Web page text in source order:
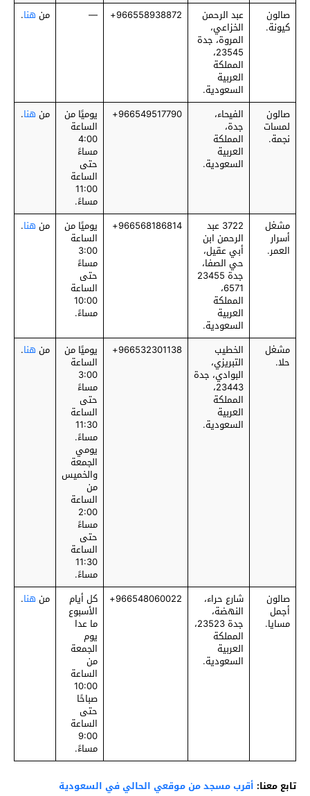
صالون
كيونة.
عبد الرحمن
الخزاعي،
المروة، جدة
23545،
المملكة
العربية
السعودية.
‎966558938872+
— من هنا.
صالون
لمسات
نجمة.
الفيحاء،
جدة،
المملكة
العربية
السعودية.
‎966549517790+ يوميًا من
الساعة
4:00
مساءً
حتى
الساعة
11:00
مساءً.
من هنا.
مشغل
أسرار
العمر.
3722 عبد
الرحمن ابن
أبي عقيل،
حي الصفا،
جدة 23455
6571،
المملكة
العربية
السعودية.
‎966568186814+ يوميًا من
الساعة
3:00
مساءً
حتى
الساعة
10:00
مساءً.
من هنا.
مشغل
حلا.
الخطيب
التبريزي،
البوادي، جدة
23443،
المملكة
العربية
السعودية.
‎966532301138+ يوميًا من
الساعة
3:00
مساءً
حتى
الساعة
11:30
مساءً.
يومي
الجمعة
والخميس
من
الساعة
2:00
مساءً
حتى
الساعة
11:30
مساءً.
من هنا.
صالون
أجمل
مسايا.
شارع حراء،
النهضة،
جدة 23523،
المملكة
العربية
السعودية.
‎966548060022+ كل أيام
الأسبوع
ما عدا
يوم
الجمعة
من
الساعة
10:00
صباحًا
حتى
الساعة
9:00
مساءً.
من هنا.
تابع معنا: أقرب مسجد من موقعي الحالي في السعودية